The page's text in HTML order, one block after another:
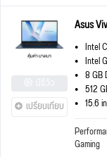
เปรียบเทียบ
Asus
Intel
Intel
8 GB
512
15.6
Gaming